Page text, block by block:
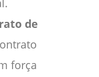
de
força